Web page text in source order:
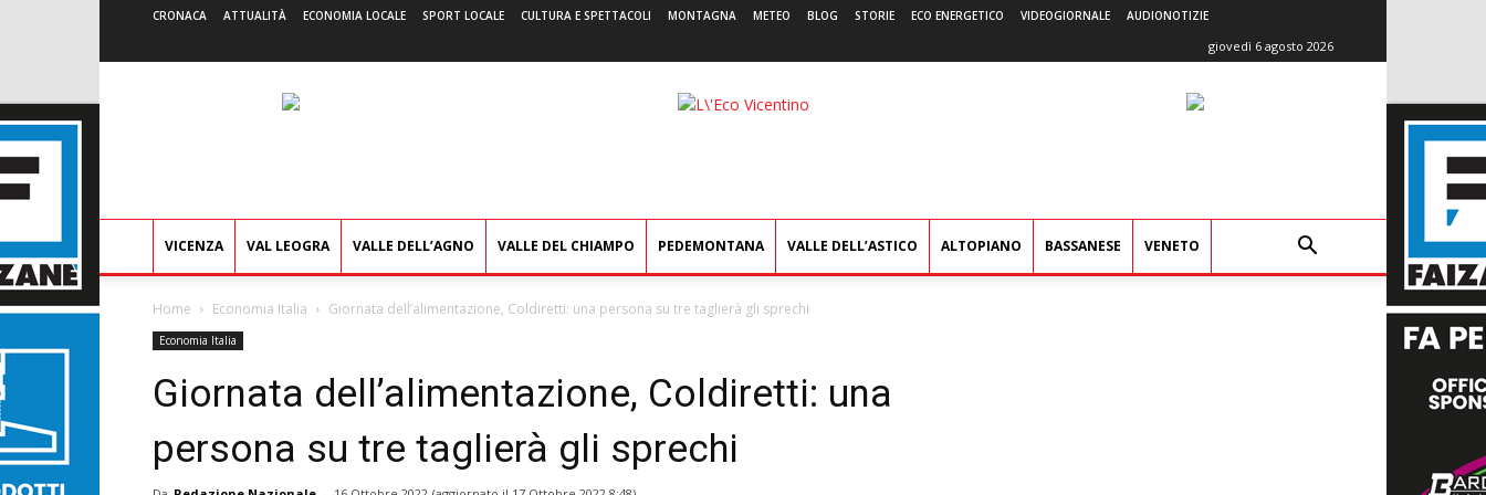
CRONACA ATTUALITÀ ECONOMIA LOCALE SPORT LOCALE CULTURA E SPETTACOLI MONTAGNA METEO BLOG STORIE ECO ENERGETICO VIDEOGIORNALE AUDIONOTIZIE
giovedì 6 agosto 2026
L'Eco
VICENZA VAL LEOGRA VALLE DELL’AGNO VALLE DEL CHIAMPO PEDEMONTANA VALLE DELL’ASTICO ALTOPIANO BASSANESE VENETO
Home Economia Italia Giornata dell’alimentazione, Coldiretti: una persona su tre taglierà gli sprechi
Economia Italia
Giornata dell’alimentazione, Coldiretti: una
persona su tre taglierà gli sprechi